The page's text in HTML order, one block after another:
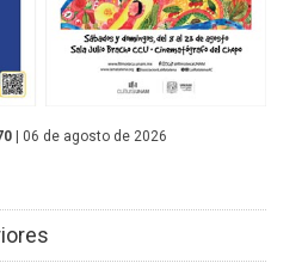
| 06 de agosto de 2026